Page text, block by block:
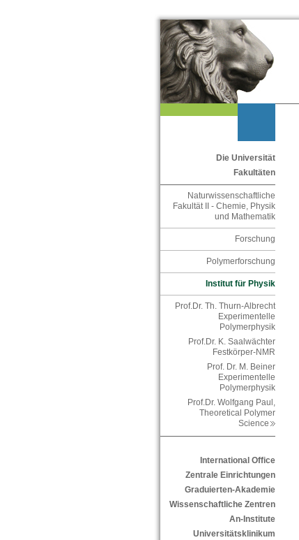
Die Universität
Fakultäten
Naturwissenschaftliche
Fakultät II - Chemie, Physik
und Mathematik
Forschung
Polymerforschung
Institut für Physik
Prof.Dr. Th. Thurn-Albrecht
Experimentelle
Polymerphysik
Prof.Dr. K. Saalwächter
Festkörper-NMR
Prof. Dr. M. Beiner
Experimentelle
Polymerphysik
Prof.Dr. Wolfgang Paul,
Theoretical Polymer
Science
International Office
Zentrale Einrichtungen
Graduierten-Akademie
Wissenschaftliche Zentren
An-Institute
Universitätsklinikum